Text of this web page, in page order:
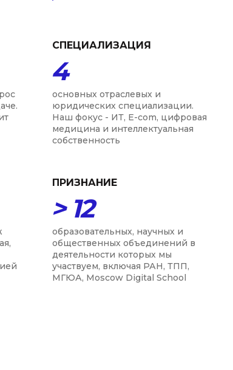
СПЕЦИАЛИЗАЦИЯ
4
основных отраслевых и
юридических специализации.
Наш фокус - ИТ, E-com, цифровая
медицина и интеллектуальная
собственность
ПРИЗНАНИЕ
> 12
образовательных, научных и
общественных объединений в
деятельности которых мы
участвуем, включая РАН, ТПП,
МГЮА, Moscow Digital School